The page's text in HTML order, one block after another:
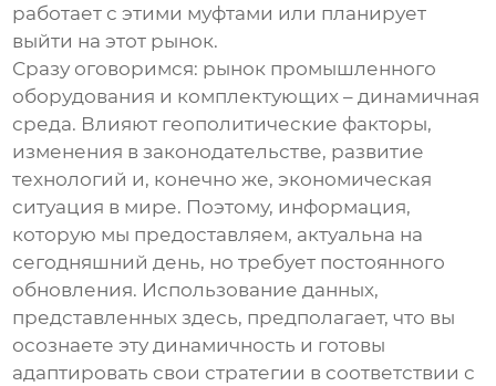
работает с этими муфтами или планирует
выйти на этот рынок.
Сразу оговоримся: рынок промышленного
оборудования и комплектующих – динамичная
среда. Влияют геополитические факторы,
изменения в законодательстве, развитие
технологий и, конечно же, экономическая
ситуация в мире. Поэтому, информация,
которую мы предоставляем, актуальна на
сегодняшний день, но требует постоянного
обновления. Использование данных,
представленных здесь, предполагает, что вы
осознаете эту динамичность и готовы
адаптировать свои стратегии в соответствии с